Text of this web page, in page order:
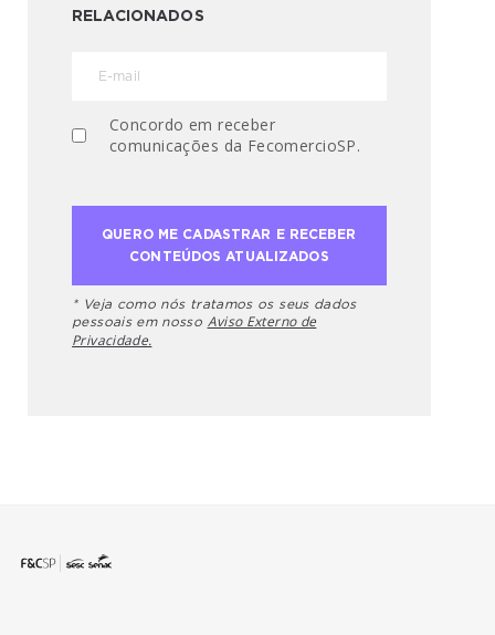
RELACIONADOS
Concordo em receber
comunicações da FecomercioSP.
* Veja como nós tratamos os seus dados
pessoais em nosso Aviso Externo de
Privacidade.